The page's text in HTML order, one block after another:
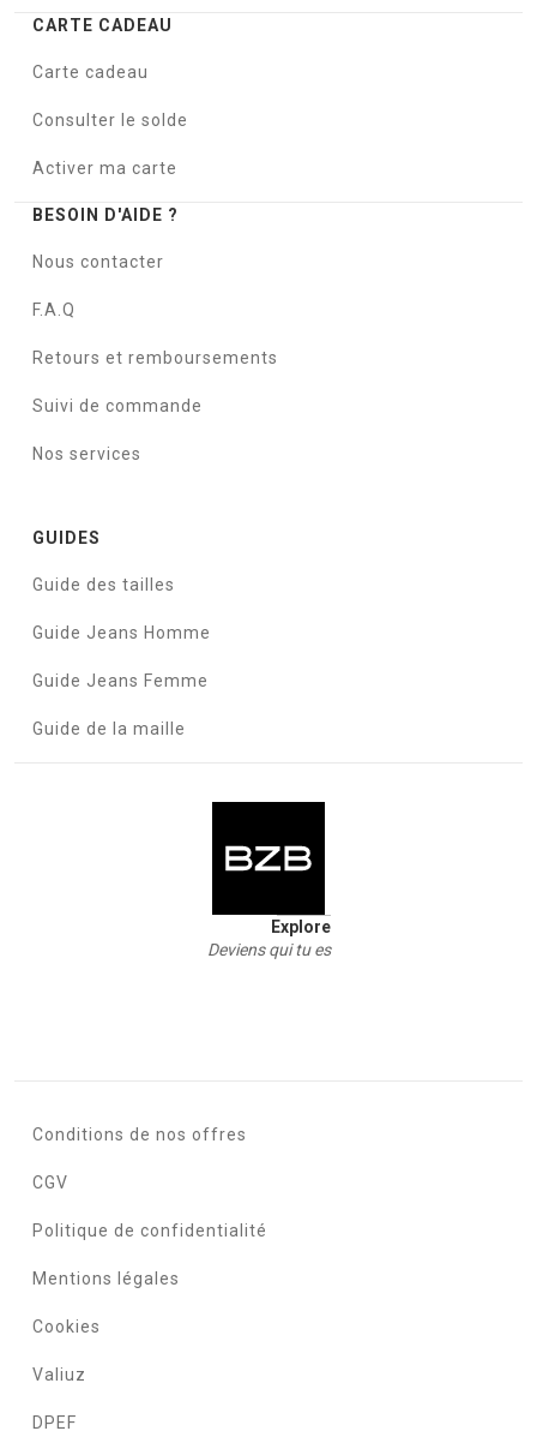
CARTE CADEAU
Carte cadeau
Consulter le solde
Activer ma carte
BESOIN D'AIDE ?
Nous contacter
F.A.Q
Retours et remboursements
Suivi de commande
Nos services
GUIDES
Guide des tailles
Guide Jeans Homme
Guide Jeans Femme
Guide de la maille
Explore
Deviens qui tu es
Conditions de nos offres
CGV
Politique de confidentialité
Mentions légales
Cookies
Valiuz
DPEF